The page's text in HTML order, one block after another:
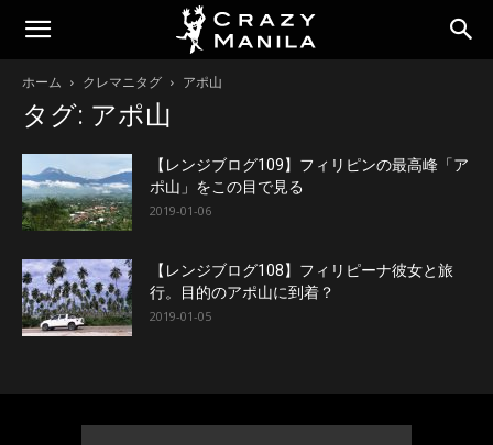
ホーム クレマニタグ アポ山
タグ: アポ山
【レンジブログ109】フィリピンの最高峰「ア
ポ山」をこの目で見る
2019-01-06
【レンジブログ108】フィリピーナ彼女と旅
行。目的のアポ山に到着？
2019-01-05